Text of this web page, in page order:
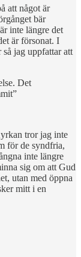
att något är
bär
inte längre det
är försonat. I
jag uppfattar att
Det
tror jag inte
för de syndfria,
inte längre
sig om att Gud
utan med öppna
mitt i en